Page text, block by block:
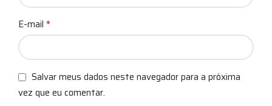
E-mail *
Salvar meus dados neste navegador para a próxima
vez que eu comentar.